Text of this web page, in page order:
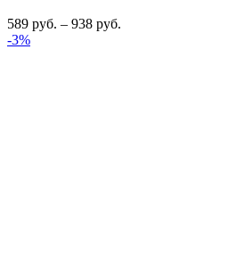
589 руб. – 938 руб.
-3%